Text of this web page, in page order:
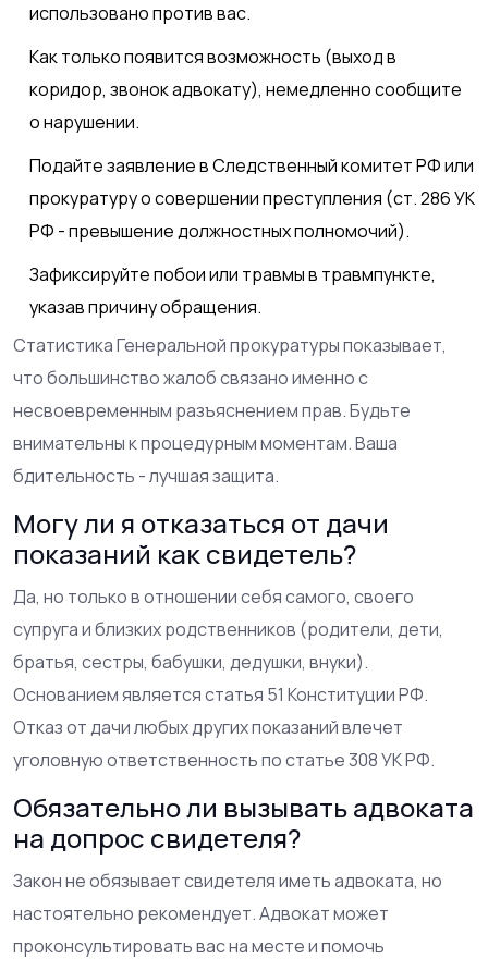
использовано против вас.
Как только появится возможность (выход в
коридор, звонок адвокату), немедленно сообщите
о нарушении.
Подайте заявление в Следственный комитет РФ или
прокуратуру о совершении преступления (ст. 286 УК
РФ - превышение должностных полномочий).
Зафиксируйте побои или травмы в травмпункте,
указав причину обращения.
Статистика Генеральной прокуратуры показывает,
что большинство жалоб связано именно с
несвоевременным разъяснением прав. Будьте
внимательны к процедурным моментам. Ваша
бдительность - лучшая защита.
Могу ли я отказаться от дачи
показаний как свидетель?
Да, но только в отношении себя самого, своего
супруга и близких родственников (родители, дети,
братья, сестры, бабушки, дедушки, внуки).
Основанием является статья 51 Конституции РФ.
Отказ от дачи любых других показаний влечет
уголовную ответственность по статье 308 УК РФ.
Обязательно ли вызывать адвоката
на допрос свидетеля?
Закон не обязывает свидетеля иметь адвоката, но
настоятельно рекомендует. Адвокат может
проконсультировать вас на месте и помочь